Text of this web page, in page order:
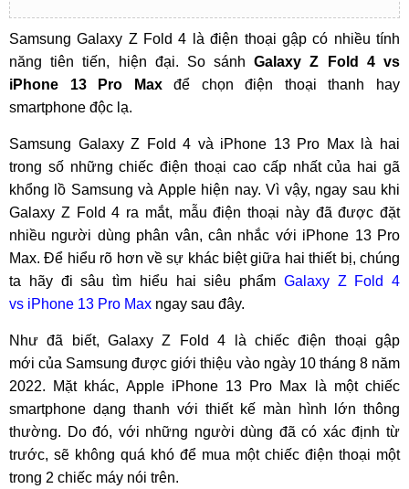
Samsung Galaxy Z Fold 4 là điện thoại gập có nhiều tính
năng tiên tiến, hiện đại. So sánhGalaxy Z Fold 4 vs
iPhone 13 Pro Maxđể chọn điện thoại thanh hay
smartphone độc lạ.
Samsung Galaxy Z Fold 4 và iPhone 13 Pro Max là hai
trong số những chiếc điện thoại cao cấp nhất của hai gã
khổng lồ Samsung và Apple hiện nay. Vì vậy, ngay sau khi
Galaxy Z Fold 4 ra mắt, mẫu điện thoại này đã được đặt
nhiều người dùng phân vân, cân nhắc với iPhone 13 Pro
Max. Để hiểu rõ hơn về sự khác biệt giữa hai thiết bị, chúng
ta hãy đi sâu tìm hiểu hai siêu phẩm Galaxy Z Fold 4
vs iPhone 13 Pro Max ngay sau đây.
Như đã biết, Galaxy Z Fold 4 là chiếc điện thoại gập
mới của Samsung được giới thiệu vào ngày 10 tháng 8 năm
2022. Mặt khác, Apple iPhone 13 Pro Max là một chiếc
smartphone dạng thanh với thiết kế màn hình lớn thông
thường. Do đó, với những người dùng đã có xác định từ
trước, sẽ không quá khó để mua một chiếc điện thoại một
trong 2 chiếc máy nói trên.